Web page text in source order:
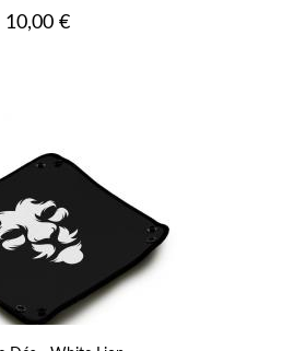
Prix
10,00 €